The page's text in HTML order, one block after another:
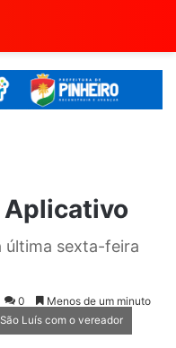
Aplicativo
última sexta-feira
0 Menos de um minuto
Luís com o vereador